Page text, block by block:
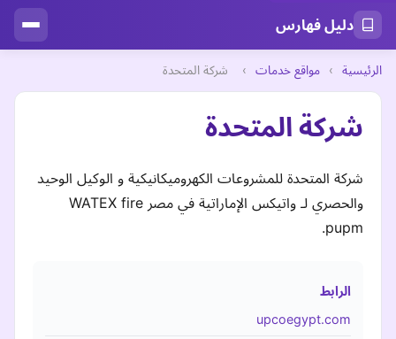
دليل فهارس
الرئيسية › مواقع خدمات › شركة المتحدة
شركة المتحدة
شركة المتحدة للمشروعات الكهروميكانيكية و الوكيل الوحيد
والحصري لـ واتيكس الإماراتية في مصر WATEX fire
pupm.
الرابط
upcoegypt.com